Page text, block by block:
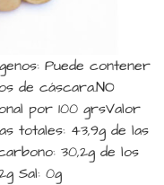
Puede contener
de cáscara.NO
por 100 grsValor
totales: 43,9g de las
30,2g de los
Sal: 0g